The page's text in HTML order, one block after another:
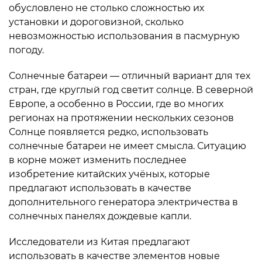
обусловлено не столько сложностью их
установки и дороговизной, сколько
невозможностью использования в пасмурную
погоду.
Солнечные батареи — отличный вариант для тех
стран, где круглый год светит солнце. В северной
Европе, а особенно в России, где во многих
регионах на протяжении нескольких сезонов
Солнце появляется редко, использовать
солнечные батареи не имеет смысла. Ситуацию
в корне может изменить последнее
изобретение китайских учёных, которые
предлагают использовать в качестве
дополнительного генератора электричества в
солнечных панелях дождевые капли.
Исследователи из Китая предлагают
использовать в качестве элементов новые